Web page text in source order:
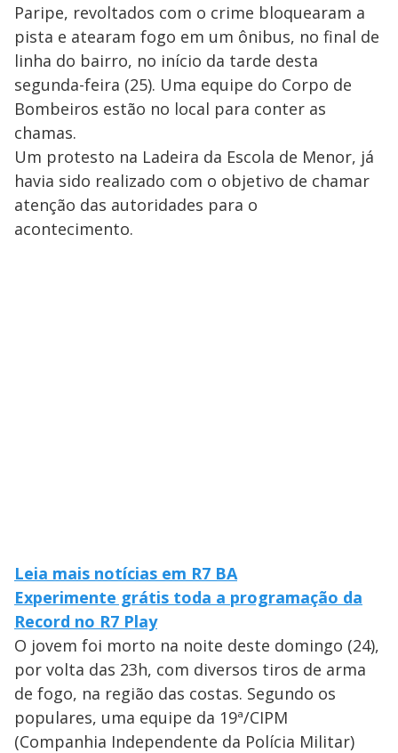
Paripe, revoltados com o crime bloquearam a
pista e atearam fogo em um ônibus, no final de
linha do bairro, no início da tarde desta
segunda-feira (25). Uma equipe do Corpo de
Bombeiros estão no local para conter as
chamas.
Um protesto na Ladeira da Escola de Menor, já
havia sido realizado com o objetivo de chamar
atenção das autoridades para o
acontecimento.
Leia mais notícias em R7 BA
Experimente grátis toda a programação da
Record no R7 Play
O jovem foi morto na noite deste domingo (24),
por volta das 23h, com diversos tiros de arma
de fogo, na região das costas. Segundo os
populares, uma equipe da 19ª/CIPM
(Companhia Independente da Polícia Militar)